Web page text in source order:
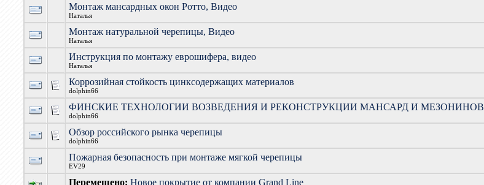
Монтаж мансардных окон Ротто, Видео
Наталья
Монтаж натуральной черепицы, Видео
Наталья
Инструкция по монтажу еврошифера, видео
Наталья
Коррозийная стойкость цинксодержащих материалов
dolphin66
ФИНСКИЕ ТЕХНОЛОГИИ ВОЗВЕДЕНИЯ И РЕКОНСТРУКЦИИ МАНСАРД И МЕЗОНИНОВ
dolphin66
Обзор российского рынка черепицы
dolphin66
Пожарная безопасность при монтаже мягкой черепицы
EV29
Перемещено:Новое покрытие от компании Grand Line